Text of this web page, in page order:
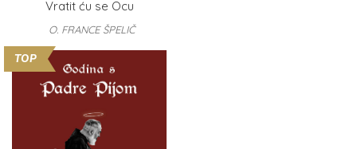
Vratit ću se Ocu
O. FRANCE ŠPELIČ
TOP